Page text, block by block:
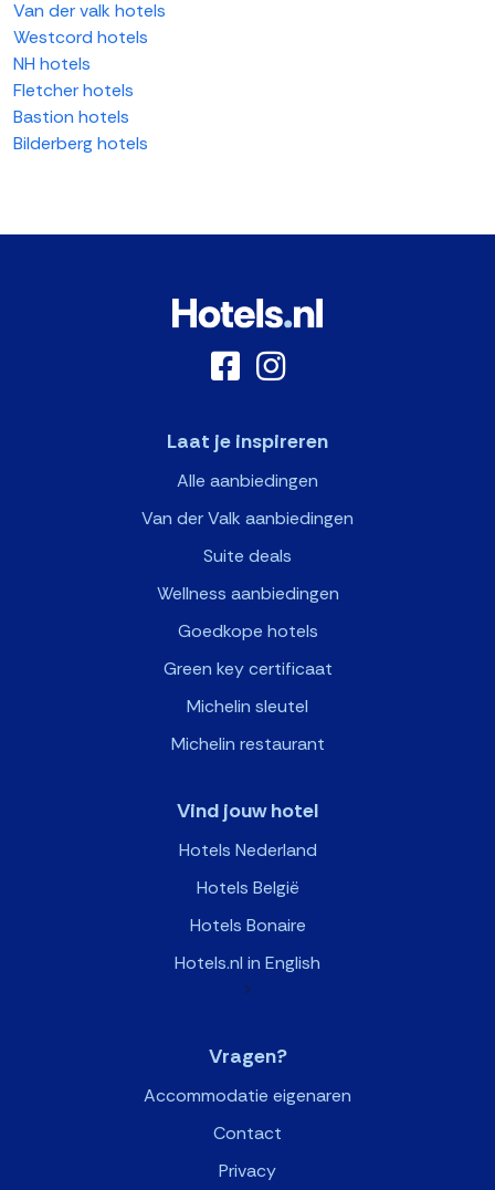
Van der valk hotels
Westcord hotels
NH hotels
Fletcher hotels
Bastion hotels
Bilderberg hotels
Laat je inspireren
Alle aanbiedingen
Van der Valk aanbiedingen
Suite deals
Wellness aanbiedingen
Goedkope hotels
Green key certificaat
Michelin sleutel
Michelin restaurant
Vind jouw hotel
Hotels Nederland
Hotels België
Hotels Bonaire
Hotels.nl in English
>
Vragen?
Accommodatie eigenaren
Contact
Privacy